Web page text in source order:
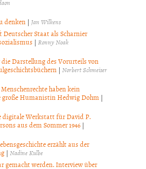
denken | Jan Wilkens
Deutscher Staat als Scharnier
| Ronny Noak
Darstellung des Vorurteils von
| Norbert Schmeiser
haben kein
große Humanistin Hedwig Dohm|
digitale Werkstatt für David P.
aus dem Sommer 1946|
erzählt aus der
| Nadine Kulbe
gemacht werden. Interview über